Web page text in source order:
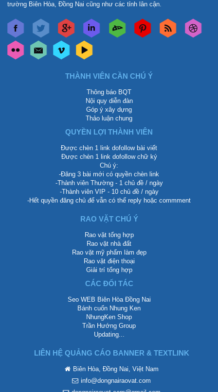
trường Biên Hòa, Đồng Nai cũng như các tỉnh lân cận.
THÀNH VIÊN CẦN CHÚ Ý
Thông báo BQT
Nội quy diễn đàn
Góp ý xây dựng
Thảo luận chung
QUYỀN LỢI THÀNH VIÊN
Được chèn 1 link dofollow bài viết
Được chèn 1 link dofollow chữ ký
Chú ý:
-Đăng 3 bài mới có quyền chèn link
-Thành viên Thường - 1 chủ đề / ngày
-Thành viên VIP - 10 chủ đề / ngày
-Hết quyền đăng chủ để vẫn có thể reply hoặc commment
RAO VẶT CHÚ Ý
Rao vặt tổng hợp
Rao vặt nhà đất
Rao vặt mỹ phẩm làm đẹp
Rao vặt điện thoại
Giải trí tổng hợp
CÁC ĐỐI TÁC
Seo WEB Biên Hòa Đồng Nai
Bánh cuốn Nhung Ken
NhungKen Shop
Trần Hướng Group
Updating...
LIÊN HỆ QUẢNG CÁO BANNER & TEXTLINK
Biên Hòa, Đồng Nai, Việt Nam
info@dongnairaovat.com